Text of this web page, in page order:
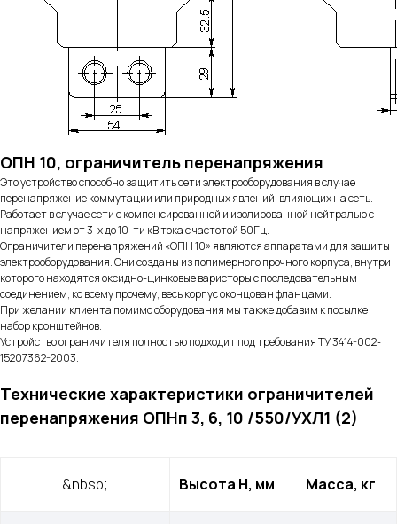
ОПН 10, ограничитель перенапряжения
Это устройство способно защитить сети электрооборудования в случае
перенапряжение коммутации или природных явлений, влияющих на сеть.
Работает в случае сети с компенсированной и изолированной нейтралью с
напряжением от 3-х до 10-ти кВ тока с частотой 50Гц.
Ограничители перенапряжений «ОПН 10» являются аппаратами для защиты
электрооборудования. Они созданы из полимерного прочного корпуса, внутри
которого находятся оксидно-цинковые варисторы с последовательным
соединением, ко всему прочему, весь корпус оконцован фланцами.
При желании клиента помимо оборудования мы также добавим к посылке
набор кронштейнов.
Устройство ограничителя полностью подходит под требования ТУ 3414-002-
15207362-2003.
Технические характеристики ограничителей
перенапряжения ОПНп 3, 6, 10 /550/УХЛ1 (2)
&nbsp; Высота Н, мм Масса, кг